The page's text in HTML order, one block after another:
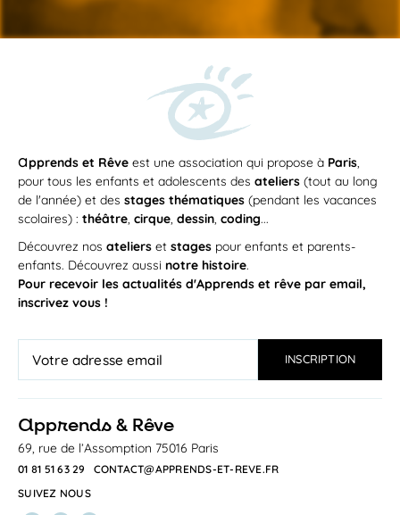
apprends et Rêve est une association qui propose à Paris,
pour tous les enfants et adolescents des ateliers (tout au long
de l'année) et des stages thématiques (pendant les vacances
scolaires) : théâtre, cirque, dessin, coding...
Découvrez nos ateliers et stages pour enfants et parents-
enfants. Découvrez aussi notre histoire.
Pour recevoir les actualités d'Apprends et rêve par email,
inscrivez vous !
apprends & Rêve
69, rue de l’Assomption 75016 Paris
01 81 51 63 29
CONTACT@APPRENDS-ET-REVE.FR
SUIVEZ NOUS